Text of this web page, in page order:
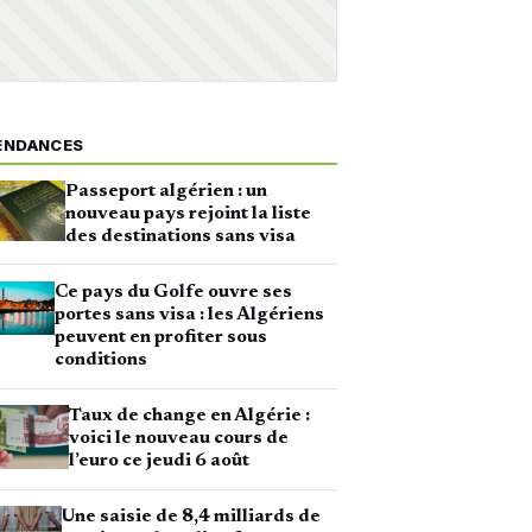
Passeport algérien : un
nouveau pays rejoint la liste
des destinations sans visa
Ce pays du Golfe ouvre ses
portes sans visa : les Algériens
peuvent en profiter sous
conditions
Taux de change en Algérie :
voici le nouveau cours de
l’euro ce jeudi 6 août
Une saisie de 8,4 milliards de